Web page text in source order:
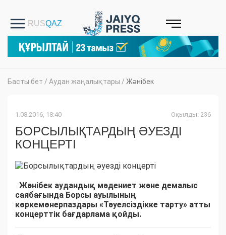
Басты бет / Аудан жаңалықтары / Жәнібек
1.08.2016, 18:40 Оқылды: 236
БОРСЫЛЫҚТАРДЫҢ ӘУЕЗДІ
КОНЦЕРТІ
Жәнібек аудандық мәдениет және демалыс
саябағында Борсы ауылының
көркемөнерпаздары «Тәуелсіздікке тарту» атты
концерттік бағдарлама қойды.